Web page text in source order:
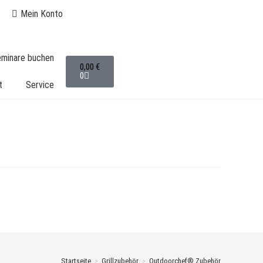
Mein Konto
buchen
Service
0,00 €
0
Startseite > Grillzubehör > Outdoorchef® Zubehör